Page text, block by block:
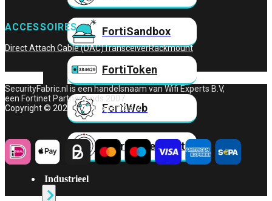
FortiSandbox
FortiToken
FortiWeb
Fabric Overzicht
Industrieel
ACCESSOIRES
Direct Attach Cable (DAC)TransceiverRackmount
SecurityFabric.nl is een handelsnaam van Wifi Experts B.V,
een Fortinet Partner sinds 2007.
Copyright © 2026 – Wifi Experts B.V.